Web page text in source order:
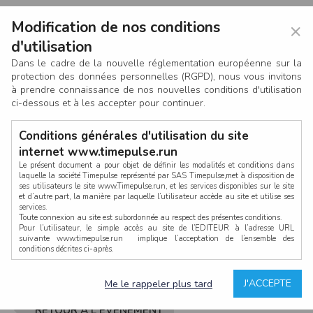
CONNEXION
RETOUR À L'ÉVÈNEMENT
×
Modification de nos conditions
d'utilisation
Dans le cadre de la nouvelle réglementation européenne sur la
protection des données personnelles (RGPD), nous vous invitons
à prendre connaissance de nos nouvelles conditions d'utilisation
ci-dessous et à les accepter pour continuer.
Conditions générales d'utilisation du site
internet www.timepulse.run
Le présent document a pour objet de définir les modalités et conditions dans
laquelle la société Timepulse représenté par SAS Timepulse,met à disposition de
ses utilisateurs le site www.Timepulse.run, et les services disponibles sur le site
et d’autre part, la manière par laquelle l’utilisateur accède au site et utilise ses
services.
Toute connexion au site est subordonnée au respect des présentes conditions.
Pour l’utilisateur, le simple accès au site de l’EDITEUR à l’adresse URL
suivante www.timepulse.run implique l’acceptation de l’ensemble des
conditions décrites ci-après.
La structure générale du site www.timepulse.run, par quelque procédé que ce
soit, sans l'autorisation préalable et par écrit de Fourcherot Mickael et/ou de ses
J'ACCEPTE
Me le rappeler plus tard